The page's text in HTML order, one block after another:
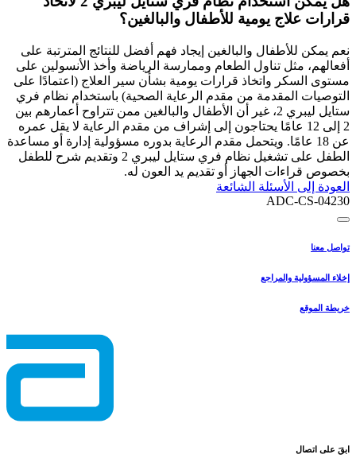
قرارات علاج يومية للأطفال والبالغين؟
نعم يمكن للأطفال والبالغين إيجاد فهم أفضل للنتائج المترتبة على
أفعالهم، مثل تناول الطعام وممارسة الرياضة وأخذ الأنسولين على
مستوى السكر واتخاذ قرارات يومية بشأن سير العلاج (اعتمادًا على
التوصيات المقدمة من مقدم الرعاية الصحية) باستخدام نظام فري
ستايل ليبري 2، غير أن الأطفال والبالغين ممن تتراوح أعمارهم بين
2 إلى 12 عامًا يحتاجون إلى إشراف من مقدم الرعاية لا يقل عمره
عن 18 عامًا. ويتحمل مقدم الرعاية بدوره مسؤولية إدارة أو مساعدة
الطفل على تشغيل نظام فري ستايل ليبري 2 وتقديم شرح للطفل
بخصوص قراءات الجهاز أو تقديم يد العون له.
العودة إلى الأسئلة الشائعة
ADC-CS-04230
تواصل معنا
إخلاء المسؤولية والمراجع
خريطة الموقع
ابقَ على اتصال